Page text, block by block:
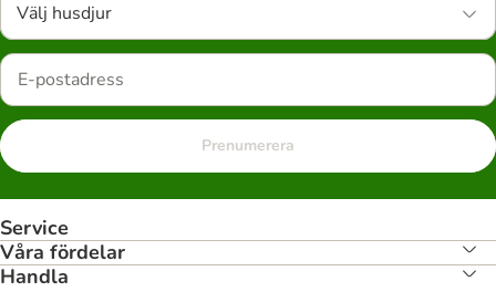
Välj husdjur
Prenumerera
Service
Våra fördelar
Handla